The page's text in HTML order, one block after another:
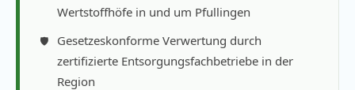
Wertstoffhöfe in und um Pfullingen
Gesetzeskonforme Verwertung durch
zertifizierte Entsorgungsfachbetriebe in der
Region